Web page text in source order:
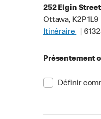
252 Elgin Street
Ottawa, K2P 1L9
Itinéraire
Présentement
Définir